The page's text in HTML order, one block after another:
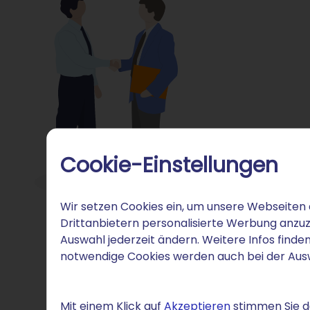
Cookie-Einstellungen
Wir setzen Cookies ein, um unsere
Drittanbietern personalisierte Werbung
Auswahl jederzeit ändern. Weitere Infos
notwendige Cookies werden auch bei der
Mit einem Klick aufAkzeptierenstimmen Sie